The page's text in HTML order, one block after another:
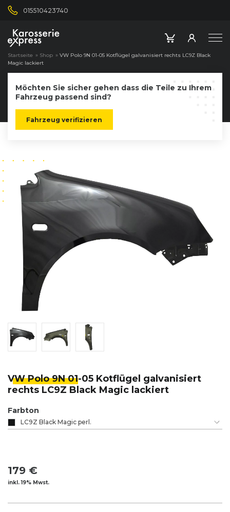
015510423740
Startseite » Shop » VW Polo 9N 01-05 Kotflügel galvanisiert rechts LC9Z Black
Magic lackiert
Möchten Sie sicher gehen dass die Teile zu Ihrem
Fahrzeug passend sind?
Fahrzeug verifizieren
VW Polo 9N 01-05 Kotflügel galvanisiert
rechts LC9Z Black Magic lackiert
Farbton
LC9Z Black Magic perl.
179 €
inkl. 19% Mwst.